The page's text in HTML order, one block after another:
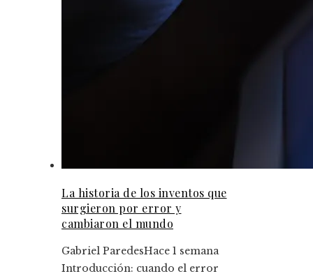
La historia de los inventos que
surgieron por error y
cambiaron el mundo
Gabriel ParedesHace 1 semana
Introducción: cuando el error